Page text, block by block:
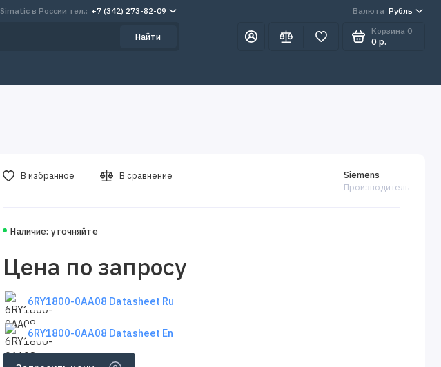
Simatic в России тел.: +7 (342) 273-82-09 Валюта Рубль
Найти
Корзина 0
0 р.
Наличие: уточняйте
Siemens
Производитель
Цена по запросу
6RY1800-0AA08 Datasheet Ru
6RY1800-0AA08 Datasheet En
В избранное В сравнение